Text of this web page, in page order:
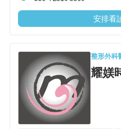
安排看
整形外科
耀媄